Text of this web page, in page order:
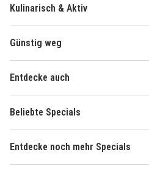
Kulinarisch & Aktiv
Günstig weg
Entdecke auch
Beliebte Specials
Entdecke noch mehr Specials